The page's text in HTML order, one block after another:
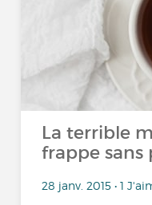
La terrible
frappe sans
28 janv. 2015 • 1